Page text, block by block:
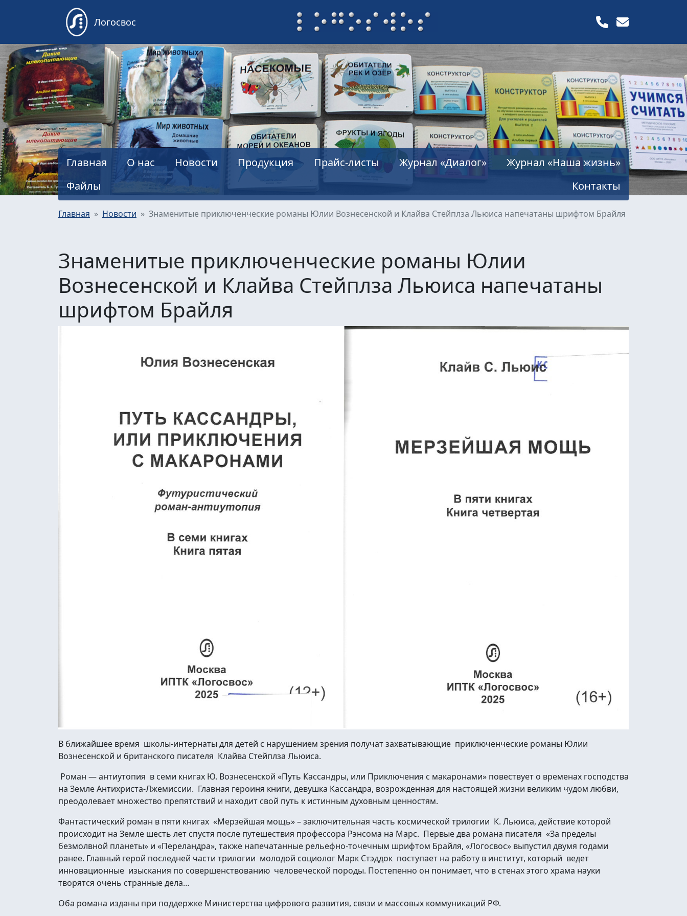
Логосвос
Главная О нас Новости Продукция Прайс-листы Журнал «Диалог»
Журнал «Наша жизнь»
Файлы
Контакты
Главная Новости Знаменитые приключенческие романы Юлии Вознесенской и Клайва Стейплза Льюиса напечатаны шрифтом Брайля
Знаменитые приключенческие романы Юлии
Вознесенской и Клайва Стейплза Льюиса напечатаны
шрифтом Брайля
В ближайшее время школы-интернаты для детей с нарушением зрения получат захватывающие приключенческие романы Юлии
Вознесенской и британского писателя Клайва Стейплза Льюиса.
Роман — антиутопия в семи книгах Ю. Вознесенской «Путь Кассандры, или Приключения с макаронами» повествует о временах господства
на Земле Антихриста-Лжемиссии. Главная героиня книги, девушка Кассандра, возрожденная для настоящей жизни великим чудом любви,
преодолевает множество препятствий и находит свой путь к истинным духовным ценностям.
Фантастический роман в пяти книгах «Мерзейшая мощь» – заключительная часть космической трилогии К. Льюиса, действие которой
происходит на Земле шесть лет спустя после путешествия профессора Рэнсома на Марс. Первые два романа писателя «За пределы
безмолвной планеты» и «Переландра», также напечатанные рельефно-точечным шрифтом Брайля, «Логосвос» выпустил двумя годами
ранее. Главный герой последней части трилогии молодой социолог Марк Стэддок поступает на работу в институт, который ведет
инновационные изыскания по совершенствованию человеческой породы. Постепенно он понимает, что в стенах этого храма науки
творятся очень странные дела…
Оба романа изданы при поддержке Министерства цифрового развития, связи и массовых коммуникаций РФ.